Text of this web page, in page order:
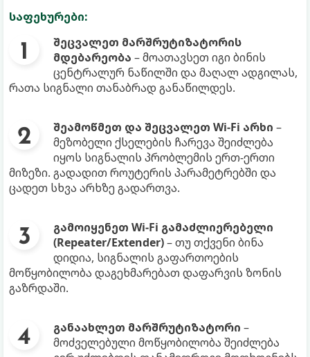
საფეხურები:
შეცვალეთ მარშრუტიზატორის
მდებარეობა – მოათავსეთ იგი ბინის
ცენტრალურ ნაწილში და მაღალ ადგილას,
რათა სიგნალი თანაბრად განაწილდეს.
შეამოწმეთ და შეცვალეთ Wi-Fi არხი –
მეზობელი ქსელების ჩარევა შეიძლება
იყოს სიგნალის პრობლემის ერთ-ერთი
მიზეზი. გადადით როუტერის პარამეტრებში და
ცადეთ სხვა არხზე გადართვა.
გამოიყენეთ Wi-Fi გამაძლიერებელი
(Repeater/Extender)– თუ თქვენი ბინა
დიდია, სიგნალის გაფართოების
მოწყობილობა დაგეხმარებათ დაფარვის ზონის
გაზრდაში.
განაახლეთ მარშრუტიზატორი –
მოძველებული მოწყობილობა შეიძლება